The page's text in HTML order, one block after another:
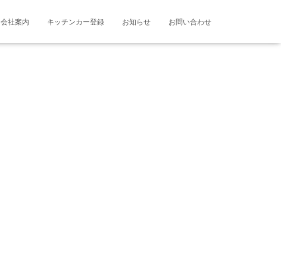
会社案内 キッチンカー登録 お知らせ お問い合わせ